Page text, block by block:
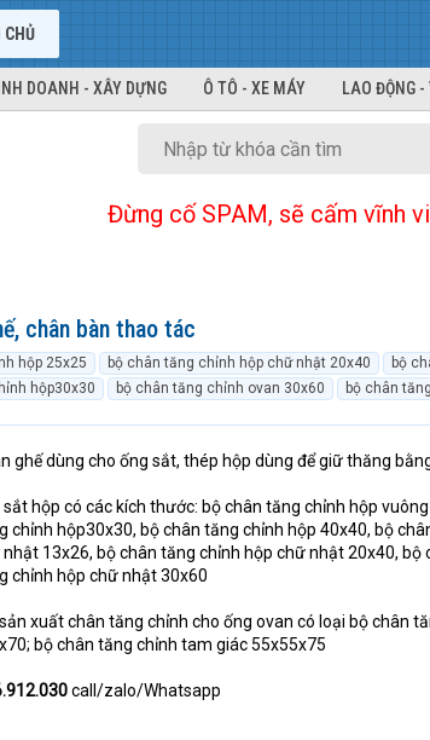
CHỦ
DOANH - XÂY DỰNG Ô TÔ - XE MÁY LAO ĐỘNG -
Đừng cố SPAM, sẽ cấm vĩnh
chân bàn thao tác
hộp 25x25 bộ chân tăng chỉnh hộp chữ nhật 20x40 bộ
hộp30x30 bộ chân tăng chỉnh ovan 30x60 bộ chân
ghế dùng cho ống sắt, thép hộp dùng để giữ thăng
hộp có các kích thước: bộ chân tăng chỉnh hộp
chỉnh hộp30x30, bộ chân tăng chỉnh hộp 40x40, bộ
13x26, bộ chân tăng chỉnh hộp chữ nhật 20x40,
chỉnh hộp chữ nhật 30x60
xuất chân tăng chỉnh cho ống ovan có loại bộ chân
bộ chân tăng chỉnh tam giác 55x55x75
call/zalo/Whatsapp